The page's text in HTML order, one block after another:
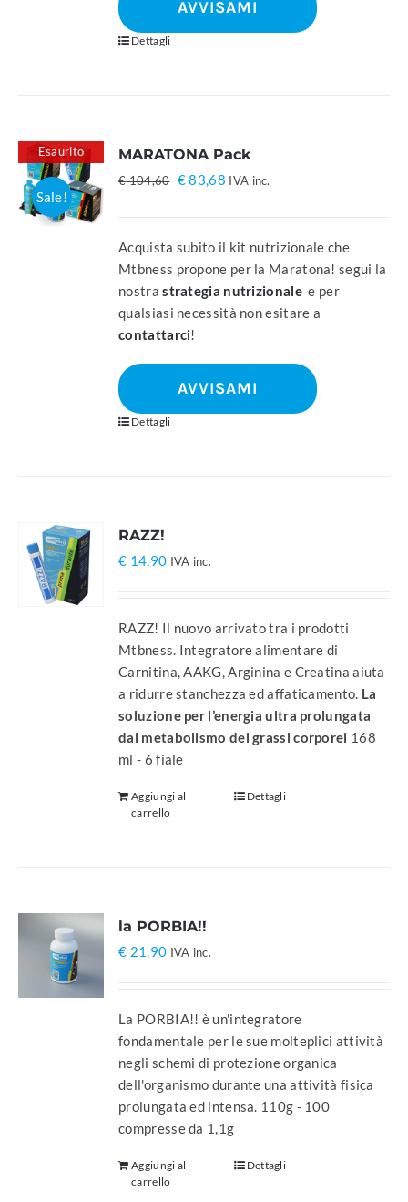
AVVISAMI
Dettagli
Esaurito
Sale!
MARATONA Pack
€104,60 Il
era:
€ 104,60.
€83,68 Il
è:
€ 83,68.
IVA inc.
Acquista subito il kit nutrizionale che
Mtbness propone per la Maratona! segui la
nostrastrategia nutrizionale e per
qualsiasi necessità non esitare a
contattarci!
AVVISAMI
Dettagli
RAZZ!
€ 14,90 IVA inc.
RAZZ! Il nuovo arrivato tra i prodotti
Mtbness. Integratore alimentare di
Carnitina, AAKG, Arginina e Creatina aiuta
a ridurre stanchezza ed affaticamento. La
soluzione per l’energia ultra prolungata
dal metabolismo dei grassi corporei 168
ml - 6 fiale
Aggiungi al
carrello
Dettagli
la PORBIA!!
€ 21,90 IVA inc.
La PORBIA!! è un'integratore
fondamentale per le sue molteplici attività
negli schemi di protezione organica
dell'organismo durante una attività fisica
prolungata ed intensa. 110g - 100
compresse da 1,1g
Aggiungi al
carrello
Dettagli